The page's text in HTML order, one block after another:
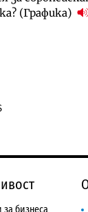
(Графика)